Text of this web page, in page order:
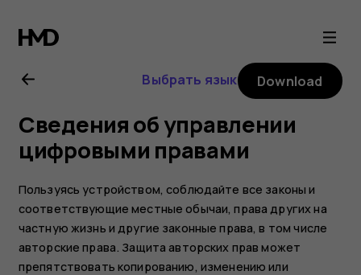
Nokia
106
(2018)
user
guide
Выбрать язык Download
Сведения об управлении
цифровыми правами
Пользуясь устройством, соблюдайте все законы и
соответствующие местные обычаи, права других на
частную жизнь и другие законные права, в том числе
авторские права. Защита авторских прав может
препятствовать копированию, изменению или